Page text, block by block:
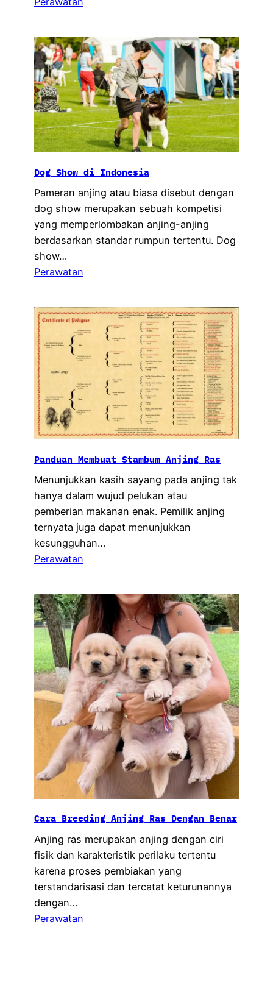
Dog Show di Indonesia
Pameran anjing atau biasa disebut dengan
dog show merupakan sebuah kompetisi
yang memperlombakan anjing-anjing
berdasarkan standar rumpun tertentu. Dog
show…
Perawatan
Panduan Membuat Stambum Anjing Ras
Menunjukkan kasih sayang pada anjing tak
hanya dalam wujud pelukan atau
pemberian makanan enak. Pemilik anjing
ternyata juga dapat menunjukkan
kesungguhan…
Perawatan
Cara Breeding Anjing Ras Dengan Benar
Anjing ras merupakan anjing dengan ciri
fisik dan karakteristik perilaku tertentu
karena proses pembiakan yang
terstandarisasi dan tercatat keturunannya
dengan…
Perawatan